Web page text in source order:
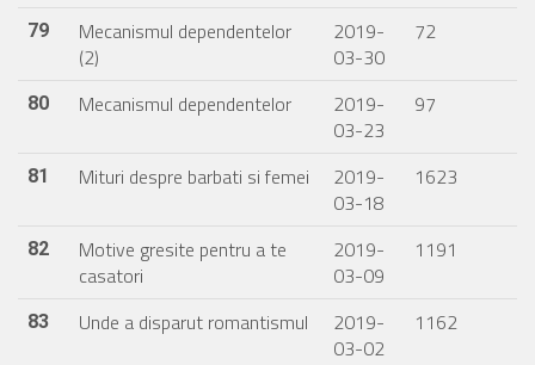
79
Mecanismul dependentelor
(2)
2019-
03-30
72
80 Mecanismul dependentelor
2019-
03-23
97
81 Mituri despre barbati si femei
2019-
03-18
1623
82
Motive gresite pentru a te
casatori
2019-
03-09
1191
83 Unde a disparut romantismul
2019-
03-02
1162